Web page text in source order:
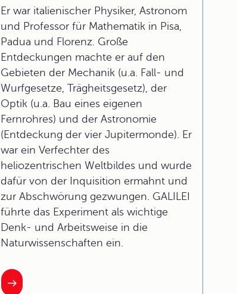
Er war italienischer Physiker, Astronom
und Professor für Mathematik in Pisa,
Padua und Florenz. Große
Entdeckungen machte er auf den
Gebieten der Mechanik (u.a. Fall- und
Wurfgesetze, Trägheitsgesetz), der
Optik (u.a. Bau eines eigenen
Fernrohres) und der Astronomie
(Entdeckung der vier Jupitermonde). Er
war ein Verfechter des
heliozentrischen Weltbildes und wurde
dafür von der Inquisition ermahnt und
zur Abschwörung gezwungen. GALILEI
führte das Experiment als wichtige
Denk- und Arbeitsweise in die
Naturwissenschaften ein.